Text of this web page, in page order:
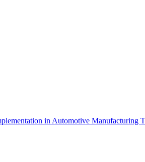
in Automotive